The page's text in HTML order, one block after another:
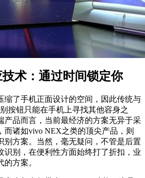
术：通过时间锁定你
缩了手机正面设计的空间，因此传统与
按钮只能在手机上寻找其他容身之
产品而言，当前最经济的方案无异于采
而诸如vivo NEX之类的顶尖产品，则
别方案。当然，毫无疑问，不管是后置
识别，在便利性方面始终打了折扣，业
方案。